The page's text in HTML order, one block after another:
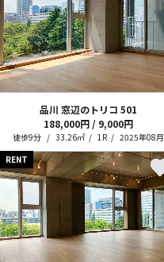
品川 窓辺のトリコ 501
188,000円 / 9,000円
徒歩9分 33.26㎡ 1R 2025年08月
RENT